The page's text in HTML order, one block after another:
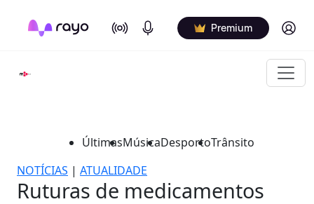
On Air Podcasts Premium Log in
ÚltimasMúsicaDesportoTrânsito
NOTÍCIAS | ATUALIDADE
Ruturas de medicamentos